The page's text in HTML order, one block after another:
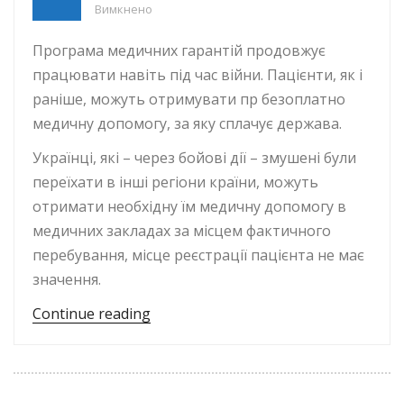
Вимкнено
Програма медичних гарантій продовжує
працювати навіть під час війни. Пацієнти, як і
раніше, можуть отримувати пр безоплатно
медичну допомогу, за яку сплачує держава.
Українці, які – через бойові дії – змушені були
переїхати в інші регіони країни, можуть
отримати необхідну їм медичну допомогу в
медичних закладах за місцем фактичного
перебування, місце реєстрації пацієнта не має
значення.
Continue reading“Безоплатні медичні послуги у